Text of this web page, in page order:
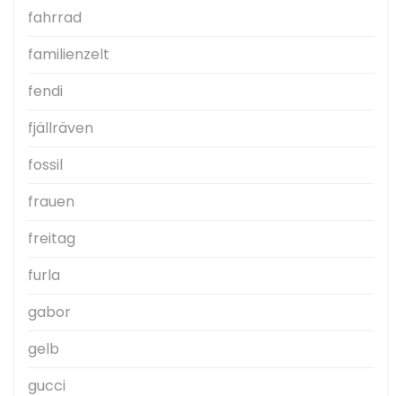
fahrrad
familienzelt
fendi
fjällräven
fossil
frauen
freitag
furla
gabor
gelb
gucci